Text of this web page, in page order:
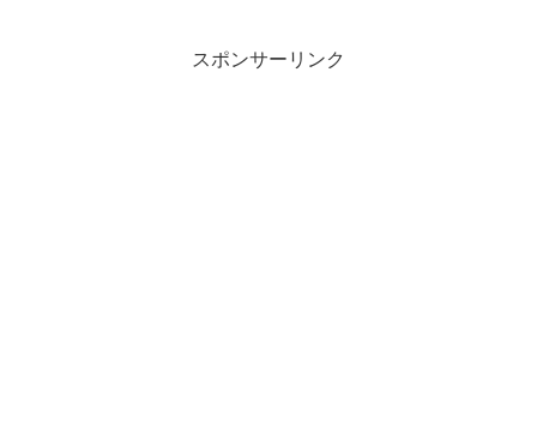
スポンサーリンク